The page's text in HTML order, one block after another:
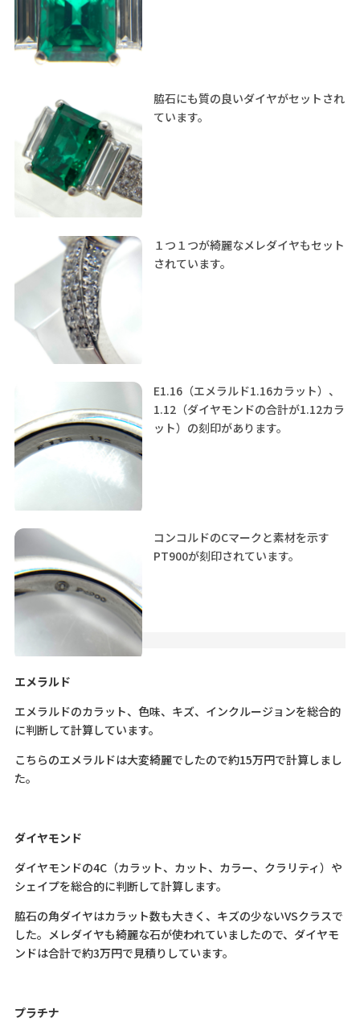
脇石にも質の良いダイヤがセットされ
ています。
１つ１つが綺麗なメレダイヤもセット
されています。
E1.16（エメラルド1.16カラット）、
1.12（ダイヤモンドの合計が1.12カラ
ット）の刻印があります。
コンコルドのCマークと素材を示す
PT900が刻印されています。
エメラルド
エメラルドのカラット、色味、キズ、インクルージョンを総合的
に判断して計算しています。
こちらのエメラルドは大変綺麗でしたので約15万円で計算しまし
た。
ダイヤモンド
ダイヤモンドの4C（カラット、カット、カラー、クラリティ）や
シェイプを総合的に判断して計算します。
脇石の角ダイヤはカラット数も大きく、キズの少ないVSクラスで
した。メレダイヤも綺麗な石が使われていましたので、ダイヤモ
ンドは合計で約3万円で見積りしています。
プラチナ